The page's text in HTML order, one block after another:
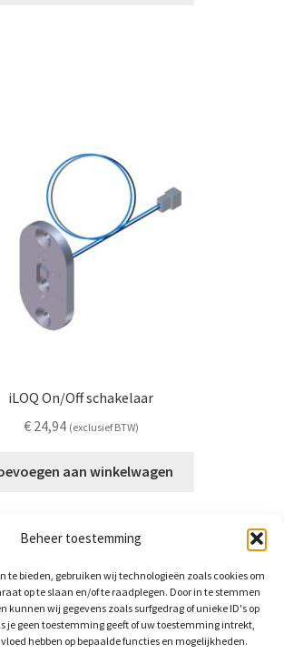
Beheer toestemming
te bieden, gebruiken wij technologieën zoals cookies om
op te slaan en/of te raadplegen. Door in te stemmen
kunnen wij gegevens zoals surfgedrag of unieke ID's op
je geen toestemming geeft of uw toestemming intrekt,
hebben op bepaalde functies en mogelijkheden.
iLOQ On/Off schakelaar
€24,94 (exclusief BTW)
aan winkelwagen